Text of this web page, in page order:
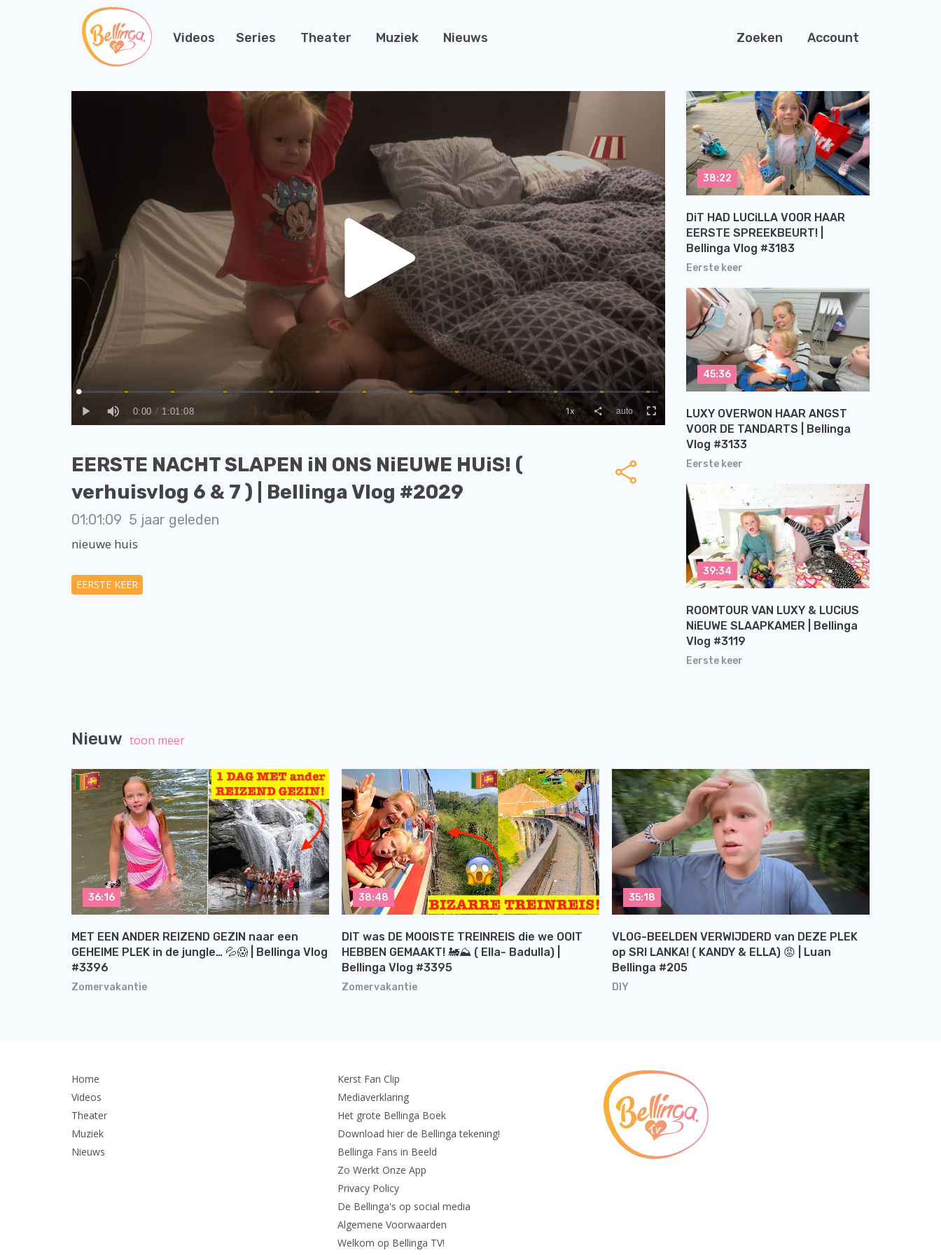
Videos Series Theater Muziek Nieuws Zoeken Account
EERSTE NACHT SLAPEN iN ONS NiEUWE HUiS! (
verhuisvlog 6 & 7 ) | Bellinga Vlog #2029
01:01:09 5 jaar geleden
nieuwe huis
EERSTE KEER
Eerste keer
DiT HAD LUCiLLA VOOR HAAR
EERSTE SPREEKBEURT! |
Bellinga Vlog #3183
38:22
Eerste keer
LUXY OVERWON HAAR ANGST
VOOR DE TANDARTS | Bellinga
Vlog #3133
45:36
Eerste keer
ROOMTOUR VAN LUXY & LUCiUS
NiEUWE SLAAPKAMER | Bellinga
Vlog #3119
39:34
Nieuw toon meer
Zomervakantie
MET EEN ANDER REIZEND GEZIN naar een
GEHEIME PLEK in de jungle… 💦😱 | Bellinga Vlog
#3396
36:16
Zomervakantie
DIT was DE MOOISTE TREINREIS die we OOIT
HEBBEN GEMAAKT! 🚂⛰️ ( Ella- Badulla) |
Bellinga Vlog #3395
38:48
DIY
VLOG-BEELDEN VERWIJDERD van DEZE PLEK
op SRI LANKA! ( KANDY & ELLA) 😡 | Luan
Bellinga #205
35:18
Home
Videos
Theater
Muziek
Nieuws
Kerst Fan Clip
Mediaverklaring
Het grote Bellinga Boek
Download hier de Bellinga tekening!
Bellinga Fans in Beeld
Zo Werkt Onze App
Privacy Policy
De Bellinga's op social media
Algemene Voorwaarden
Welkom op Bellinga TV!